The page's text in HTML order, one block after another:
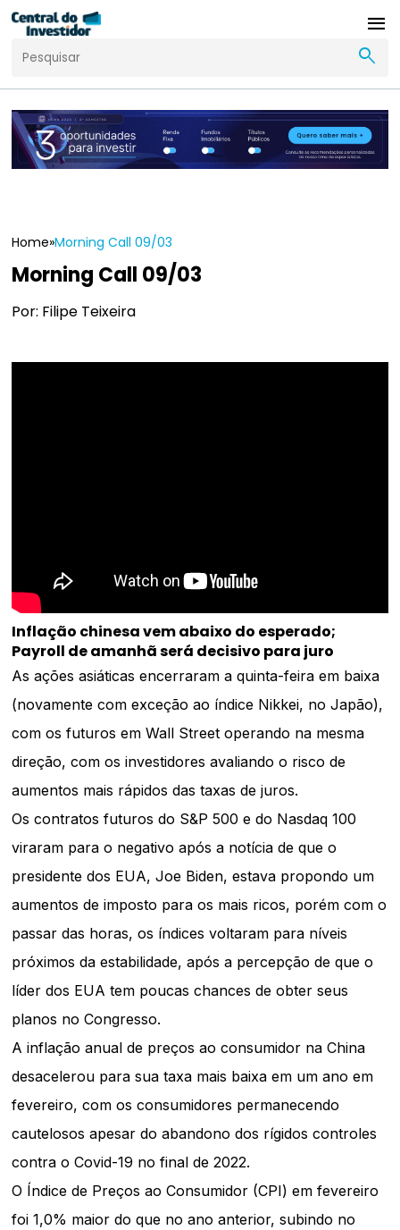
menu
search
Home»Morning Call 09/03
Morning Call 09/03
Por: Filipe Teixeira
Inflação chinesa vem abaixo do esperado;
Payroll de amanhã será decisivo para juro
As ações asiáticas encerraram a quinta-feira em baixa
(novamente com exceção ao índice Nikkei, no Japão),
com os futuros em Wall Street operando na mesma
direção, com os investidores avaliando o risco de
aumentos mais rápidos das taxas de juros.
Os contratos futuros do S&P 500 e do Nasdaq 100
viraram para o negativo após a notícia de que o
presidente dos EUA, Joe Biden, estava propondo um
aumentos de imposto para os mais ricos, porém com o
passar das horas, os índices voltaram para níveis
próximos da estabilidade, após a percepção de que o
líder dos EUA tem poucas chances de obter seus
planos no Congresso.
A inflação anual de preços ao consumidor na China
desacelerou para sua taxa mais baixa em um ano em
fevereiro, com os consumidores permanecendo
cautelosos apesar do abandono dos rígidos controles
contra o Covid-19 no final de 2022.
O Índice de Preços ao Consumidor (CPI) em fevereiro
foi 1,0% maior do que no ano anterior, subindo no